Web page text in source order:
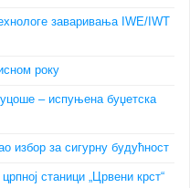
заваривања IWE/IWT
року
– испуњена буџетска
избор за сигурну будућност
станици „Црвени крст“